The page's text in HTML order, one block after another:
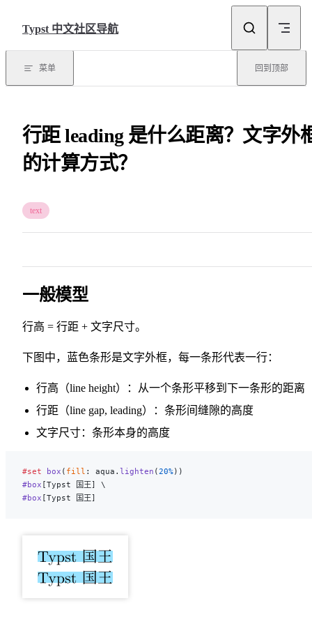
Typst 中文社区导航
菜单 回到顶部
行距 leading 是什么距离？文字外
的计算方式？
text
一般模型
行高 = 行距 + 文字尺寸。
下图中，蓝色条形是文字外框，每一条形代表一行：
行高（line height）：从一个条形平移到下一条形的距离
行距（line gap, leading）：条形间缝隙的高度
文字尺寸：条形本身的高度
#set box ( fill : aqua. lighten (20%))
#box [Typst 国王] \
#box [Typst 国王]